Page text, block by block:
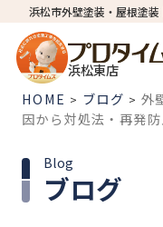
浜松市外壁塗装・屋根塗
浜松東店
HOME > ブログ > 外
因から対処法・再発
ブログ
Blog